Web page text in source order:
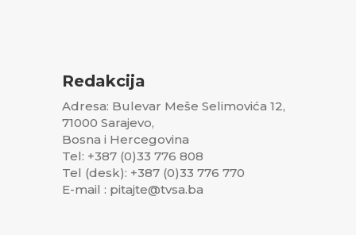
Redakcija
Adresa: Bulevar Meše Selimovića 12,
71000 Sarajevo,
Bosna i Hercegovina
Tel: +387 (0)33 776 808
Tel (desk): +387 (0)33 776 770
E-mail : pitajte@tvsa.ba